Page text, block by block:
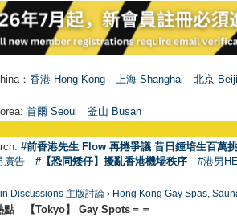
： 香港 Hong Kong 上海 Shanghai
北京
首爾 Seoul 釜山 Busan
#前香港先生 Flow 再捲爭議 昔日鍾培生百萬
廣告
#【恐同矮仔】擾亂香港機場秩序 #港男
Discussions 主版討論 › Hong Kong Gay Spas,
點 【Tokyo】 Gay Spots＝＝